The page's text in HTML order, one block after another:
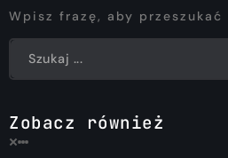
Wpisz frazę, aby przeszukać
Zobacz również